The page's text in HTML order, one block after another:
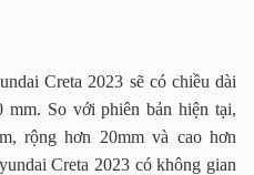
Creta 2023 sẽ có chiều dài
So với phiên bản hiện tại,
rộng hơn 20mm và cao hơn
Creta 2023 có không gian